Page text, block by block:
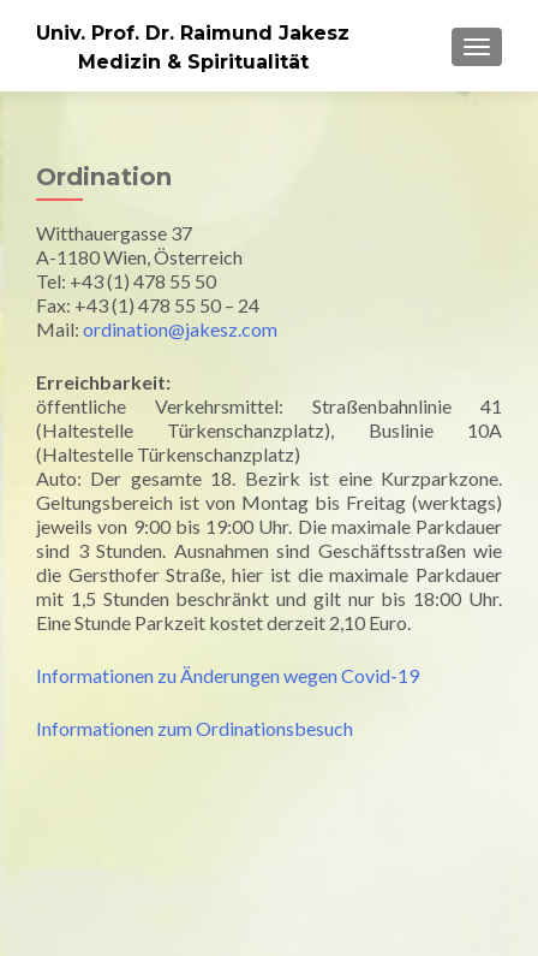
MENU
Univ. Prof. Dr. Raimund Jakesz
Medizin & Spiritualität
Ordination
Witthauergasse 37
A-1180 Wien, Österreich
Tel: +43 (1) 478 55 50
Fax: +43 (1) 478 55 50 – 24
Mail: ordination@jakesz.com
Erreichbarkeit:
öffentliche Verkehrsmittel: Straßenbahnlinie 41
(Haltestelle Türkenschanzplatz), Buslinie 10A
(Haltestelle Türkenschanzplatz)
Auto: Der gesamte 18. Bezirk ist eine Kurzparkzone.
Geltungsbereich ist von Montag bis Freitag (werktags)
jeweils von 9:00 bis 19:00 Uhr. Die maximale Parkdauer
sind 3 Stunden. Ausnahmen sind Geschäftsstraßen wie
die Gersthofer Straße, hier ist die maximale Parkdauer
mit 1,5 Stunden beschränkt und gilt nur bis 18:00 Uhr.
Eine Stunde Parkzeit kostet derzeit 2,10 Euro.
Informationen zu Änderungen wegen Covid-19
Informationen zum Ordinationsbesuch